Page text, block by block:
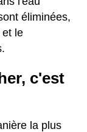
éliminées,
et le
c'est
la plus